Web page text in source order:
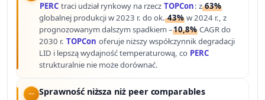
PERC traci udział rynkowy na rzecz TOPCon: z63%
globalnej produkcji w 2023 r. do ok.43% w 2024 r., z
prognozowanym dalszym spadkiem –10,8% CAGR do
2030 r. TOPCon oferuje niższy współczynnik degradacji
LID i lepszą wydajność temperaturową, co PERC
strukturalnie nie może dorównać.
Sprawność niższa niż peer comparables